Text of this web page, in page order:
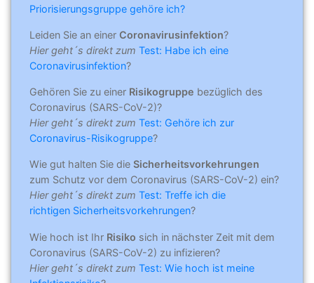
Priorisierungsgruppe gehöre ich?
Leiden Sie an einer Coronavirusinfektion?
Hier geht´s direkt zum Test: Habe ich eine
Coronavirusinfektion?
Gehören Sie zu einer Risikogruppe bezüglich des
Coronavirus (SARS-CoV-2)?
Hier geht´s direkt zum Test: Gehöre ich zur
Coronavirus-Risikogruppe?
Wie gut halten Sie die Sicherheitsvorkehrungen
zum Schutz vor dem Coronavirus (SARS-CoV-2) ein?
Hier geht´s direkt zum Test: Treffe ich die
richtigen Sicherheitsvorkehrungen?
Wie hoch ist Ihr Risiko sich in nächster Zeit mit dem
Coronavirus (SARS-CoV-2) zu infizieren?
Hier geht´s direkt zum Test: Wie hoch ist meine